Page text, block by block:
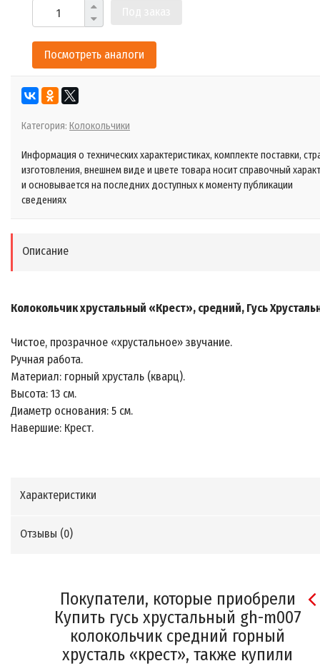
Посмотреть аналоги
Категория: Колокольчики
Информация о технических характеристиках, комплекте поставки,
изготовления, внешнем виде и цвете товара носит справочный
и основывается на последних доступных к моменту публикации
сведениях
Описание
Колокольчик хрустальный «Крест», средний, Гусь
Чистое, прозрачное «хрустальное» звучание.
Ручная работа.
Материал: горный хрусталь (кварц).
Высота: 13 см.
Диаметр основания: 5 см.
Навершие: Крест.
Характеристики
Отзывы (0)
Покупатели, которые приобрели
Купить гусь хрустальный gh-m007
колокольчик средний горный
хрусталь «крест», также купили